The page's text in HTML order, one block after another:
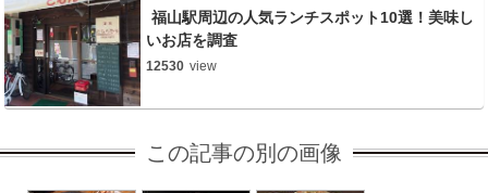
福山駅周辺の人気ランチスポット10選！美味し
いお店を調査
12530 view
この記事の別の画像